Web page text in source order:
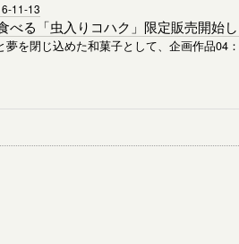
11-13
食べる「虫入りコハク」限定販売開始し
夢を閉じ込めた和菓子として、企画作品04